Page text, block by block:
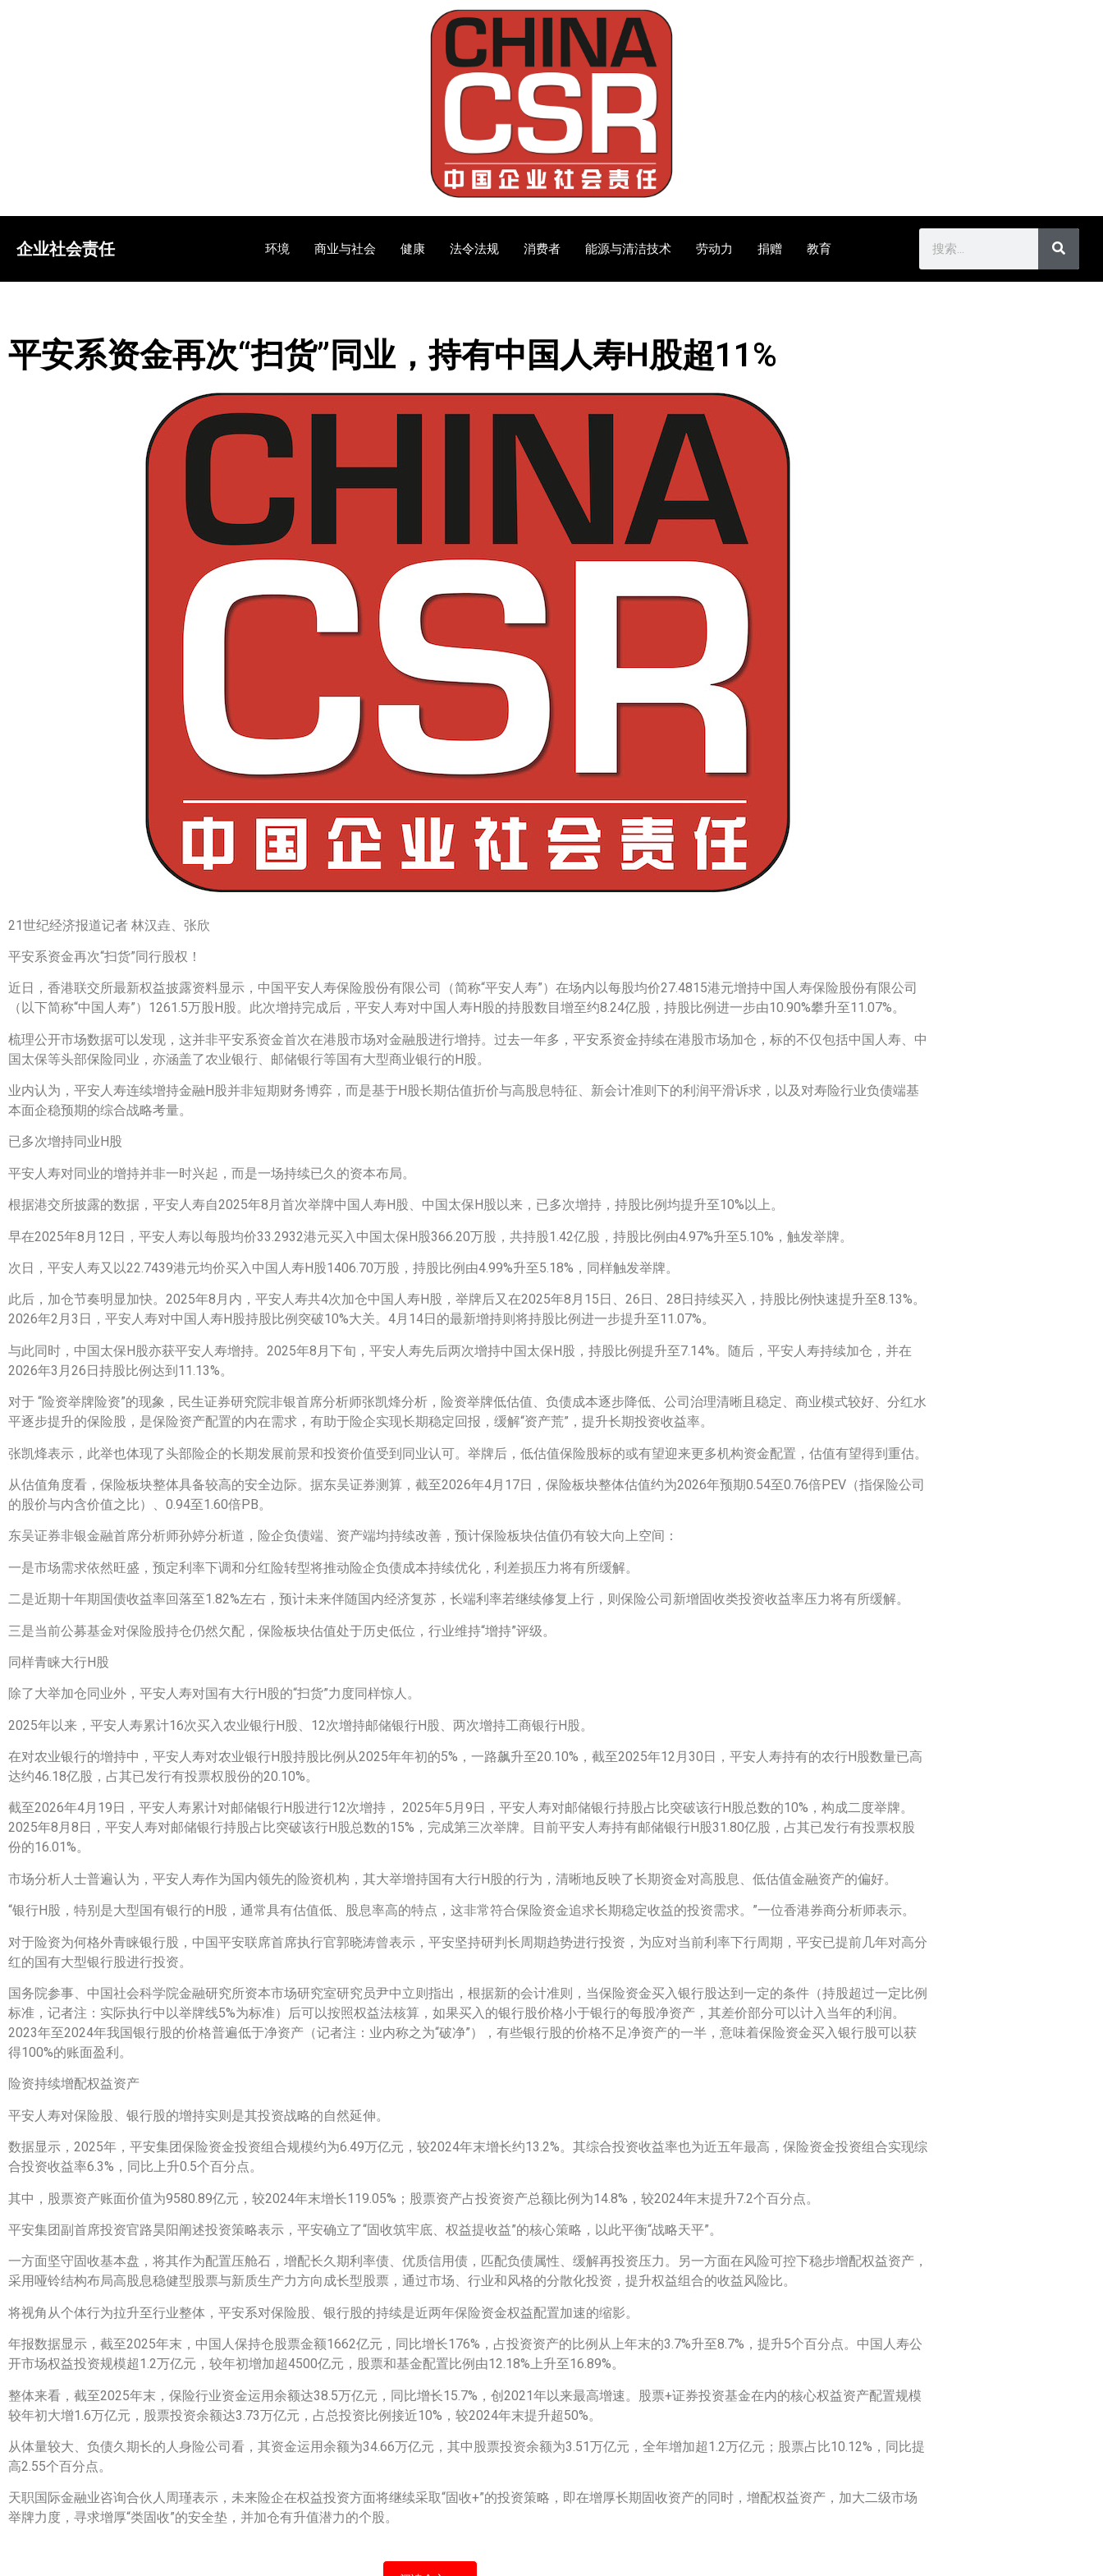
企业社会责任 环境 商业与社会 健康 法令法规 消费者 能源与清洁技术 劳动力 捐赠 教育
平安系资金再次“扫货”同业，持有中国人寿H股超11%
21世纪经济报道记者 林汉垚、张欣
平安系资金再次“扫货”同行股权！
近日，香港联交所最新权益披露资料显示，中国平安人寿保险股份有限公司（简称“平安人寿”）在场内以每股均价27.4815港元增持中国人寿保险股份有限公司
（以下简称“中国人寿”）1261.5万股H股。此次增持完成后，平安人寿对中国人寿H股的持股数目增至约8.24亿股，持股比例进一步由10.90%攀升至11.07%。
梳理公开市场数据可以发现，这并非平安系资金首次在港股市场对金融股进行增持。过去一年多，平安系资金持续在港股市场加仓，标的不仅包括中国人寿、中
国太保等头部保险同业，亦涵盖了农业银行、邮储银行等国有大型商业银行的H股。
业内认为，平安人寿连续增持金融H股并非短期财务博弈，而是基于H股长期估值折价与高股息特征、新会计准则下的利润平滑诉求，以及对寿险行业负债端基
本面企稳预期的综合战略考量。
已多次增持同业H股
平安人寿对同业的增持并非一时兴起，而是一场持续已久的资本布局。
根据港交所披露的数据，平安人寿自2025年8月首次举牌中国人寿H股、中国太保H股以来，已多次增持，持股比例均提升至10%以上。
早在2025年8月12日，平安人寿以每股均价33.2932港元买入中国太保H股366.20万股，共持股1.42亿股，持股比例由4.97%升至5.10%，触发举牌。
次日，平安人寿又以22.7439港元均价买入中国人寿H股1406.70万股，持股比例由4.99%升至5.18%，同样触发举牌。
此后，加仓节奏明显加快。2025年8月内，平安人寿共4次加仓中国人寿H股，举牌后又在2025年8月15日、26日、28日持续买入，持股比例快速提升至8.13%。
2026年2月3日，平安人寿对中国人寿H股持股比例突破10%大关。4月14日的最新增持则将持股比例进一步提升至11.07%。
与此同时，中国太保H股亦获平安人寿增持。2025年8月下旬，平安人寿先后两次增持中国太保H股，持股比例提升至7.14%。随后，平安人寿持续加仓，并在
2026年3月26日持股比例达到11.13%。
对于 “险资举牌险资”的现象，民生证券研究院非银首席分析师张凯烽分析，险资举牌低估值、负债成本逐步降低、公司治理清晰且稳定、商业模式较好、分红水
平逐步提升的保险股，是保险资产配置的内在需求，有助于险企实现长期稳定回报，缓解“资产荒”，提升长期投资收益率。
张凯烽表示，此举也体现了头部险企的长期发展前景和投资价值受到同业认可。举牌后，低估值保险股标的或有望迎来更多机构资金配置，估值有望得到重估。
从估值角度看，保险板块整体具备较高的安全边际。据东吴证券测算，截至2026年4月17日，保险板块整体估值约为2026年预期0.54至0.76倍PEV（指保险公司
的股价与内含价值之比）、0.94至1.60倍PB。
东吴证券非银金融首席分析师孙婷分析道，险企负债端、资产端均持续改善，预计保险板块估值仍有较大向上空间：
一是市场需求依然旺盛，预定利率下调和分红险转型将推动险企负债成本持续优化，利差损压力将有所缓解。
二是近期十年期国债收益率回落至1.82%左右，预计未来伴随国内经济复苏，长端利率若继续修复上行，则保险公司新增固收类投资收益率压力将有所缓解。
三是当前公募基金对保险股持仓仍然欠配，保险板块估值处于历史低位，行业维持“增持”评级。
同样青睐大行H股
除了大举加仓同业外，平安人寿对国有大行H股的“扫货”力度同样惊人。
2025年以来，平安人寿累计16次买入农业银行H股、12次增持邮储银行H股、两次增持工商银行H股。
在对农业银行的增持中，平安人寿对农业银行H股持股比例从2025年年初的5%，一路飙升至20.10%，截至2025年12月30日，平安人寿持有的农行H股数量已高
达约46.18亿股，占其已发行有投票权股份的20.10%。
截至2026年4月19日，平安人寿累计对邮储银行H股进行12次增持， 2025年5月9日，平安人寿对邮储银行持股占比突破该行H股总数的10%，构成二度举牌。
2025年8月8日，平安人寿对邮储银行持股占比突破该行H股总数的15%，完成第三次举牌。目前平安人寿持有邮储银行H股31.80亿股，占其已发行有投票权股
份的16.01%。
市场分析人士普遍认为，平安人寿作为国内领先的险资机构，其大举增持国有大行H股的行为，清晰地反映了长期资金对高股息、低估值金融资产的偏好。
“银行H股，特别是大型国有银行的H股，通常具有估值低、股息率高的特点，这非常符合保险资金追求长期稳定收益的投资需求。”一位香港券商分析师表示。
对于险资为何格外青睐银行股，中国平安联席首席执行官郭晓涛曾表示，平安坚持研判长周期趋势进行投资，为应对当前利率下行周期，平安已提前几年对高分
红的国有大型银行股进行投资。
国务院参事、中国社会科学院金融研究所资本市场研究室研究员尹中立则指出，根据新的会计准则，当保险资金买入银行股达到一定的条件（持股超过一定比例
标准，记者注：实际执行中以举牌线5%为标准）后可以按照权益法核算，如果买入的银行股价格小于银行的每股净资产，其差价部分可以计入当年的利润。
2023年至2024年我国银行股的价格普遍低于净资产（记者注：业内称之为“破净”），有些银行股的价格不足净资产的一半，意味着保险资金买入银行股可以获
得100%的账面盈利。
险资持续增配权益资产
平安人寿对保险股、银行股的增持实则是其投资战略的自然延伸。
数据显示，2025年，平安集团保险资金投资组合规模约为6.49万亿元，较2024年末增长约13.2%。其综合投资收益率也为近五年最高，保险资金投资组合实现综
合投资收益率6.3%，同比上升0.5个百分点。
其中，股票资产账面价值为9580.89亿元，较2024年末增长119.05%；股票资产占投资资产总额比例为14.8%，较2024年末提升7.2个百分点。
平安集团副首席投资官路昊阳阐述投资策略表示，平安确立了“固收筑牢底、权益提收益”的核心策略，以此平衡“战略天平”。
一方面坚守固收基本盘，将其作为配置压舱石，增配长久期利率债、优质信用债，匹配负债属性、缓解再投资压力。另一方面在风险可控下稳步增配权益资产，
采用哑铃结构布局高股息稳健型股票与新质生产力方向成长型股票，通过市场、行业和风格的分散化投资，提升权益组合的收益风险比。
将视角从个体行为拉升至行业整体，平安系对保险股、银行股的持续是近两年保险资金权益配置加速的缩影。
年报数据显示，截至2025年末，中国人保持仓股票金额1662亿元，同比增长176%，占投资资产的比例从上年末的3.7%升至8.7%，提升5个百分点。中国人寿公
开市场权益投资规模超1.2万亿元，较年初增加超4500亿元，股票和基金配置比例由12.18%上升至16.89%。
整体来看，截至2025年末，保险行业资金运用余额达38.5万亿元，同比增长15.7%，创2021年以来最高增速。股票+证券投资基金在内的核心权益资产配置规模
较年初大增1.6万亿元，股票投资余额达3.73万亿元，占总投资比例接近10%，较2024年末提升超50%。
从体量较大、负债久期长的人身险公司看，其资金运用余额为34.66万亿元，其中股票投资余额为3.51万亿元，全年增加超1.2万亿元；股票占比10.12%，同比提
高2.55个百分点。
天职国际金融业咨询合伙人周瑾表示，未来险企在权益投资方面将继续采取“固收+”的投资策略，即在增厚长期固收资产的同时，增配权益资产，加大二级市场
举牌力度，寻求增厚“类固收”的安全垫，并加仓有升值潜力的个股。